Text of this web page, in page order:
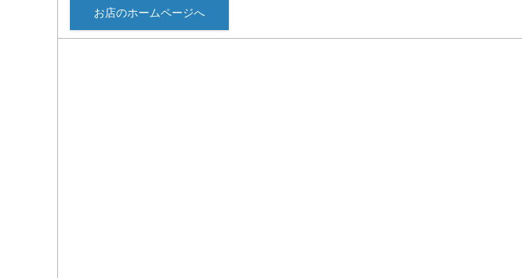
お店のホームページへ